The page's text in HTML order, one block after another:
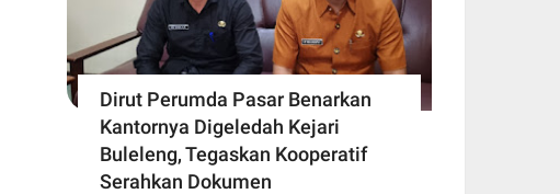
Dirut Perumda Pasar Benarkan
Kantornya Digeledah Kejari
Buleleng, Tegaskan Kooperatif
Serahkan Dokumen